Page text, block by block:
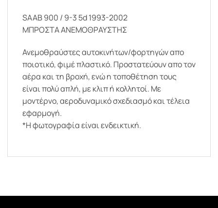
SAAB 900 / 9-3 5d 1993-2002
ΜΠΡΟΣΤΑ ΑΝΕΜΟΘΡΑΥΣΤΗΣ
Ανεμοθραύστες αυτοκινήτων/φορτηγών απο
ποιοτικό, φιμέ πλαστικό. Προστατεύουν απο τον
αέρα και τη βροχή, ενώ η τοποθέτηση τους
είναι πολύ απλή, με κλιπ ή κολλητοί. Με
μοντέρνο, αεροδυναμικό σχεδιασμό και τέλεια
εφαρμογή.
*Η φωτογραφία είναι ενδεικτική.